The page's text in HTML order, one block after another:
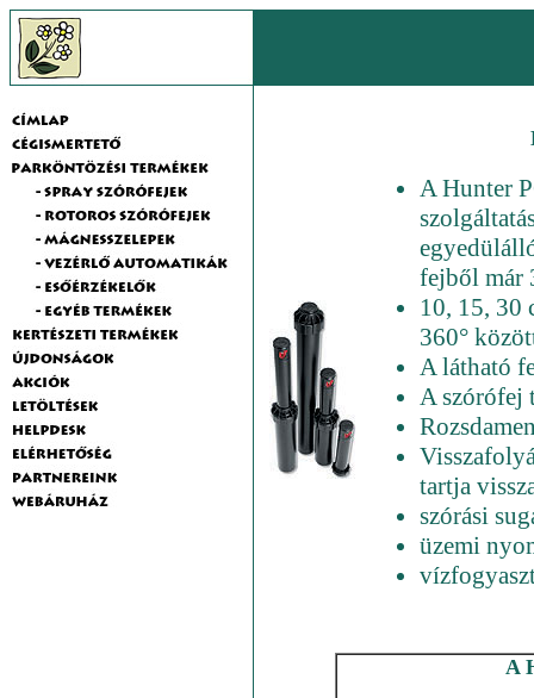
A Hunter
fejből már
10, 15, 30
360°
A látható
A szórófej
tartja
szórási
üzemi
A